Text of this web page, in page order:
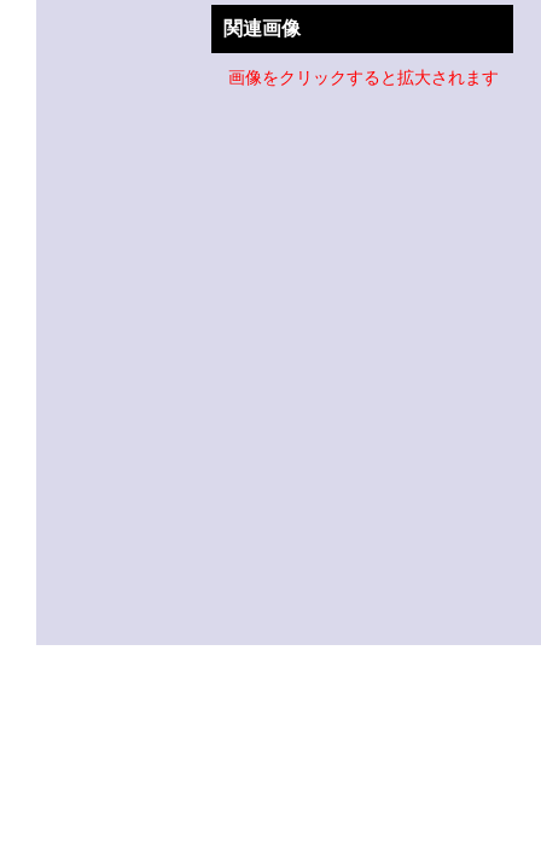
関連画像
画像をクリックすると拡大されます